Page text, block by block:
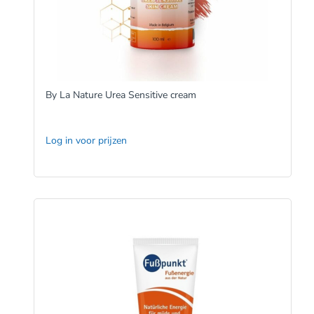
By La Nature Urea Sensitive cream
Log in voor prijzen